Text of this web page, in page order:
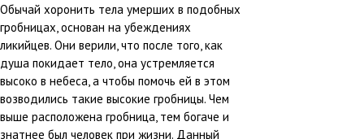
Обычай хоронить тела умерших в подобных
гробницах, основан на убеждениях
ликийцев. Они верили, что после того, как
душа покидает тело, она устремляется
высоко в небеса, а чтобы помочь ей в этом
возводились такие высокие гробницы. Чем
выше расположена гробница, тем богаче и
знатнее был человек при жизни. Данный